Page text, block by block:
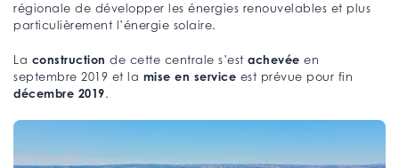
régionale de développer les énergies renouvelables et plus
particulièrement l’énergie solaire.
La construction de cette centrale s’est achevée en
septembre 2019 et la mise en service est prévue pour fin
décembre 2019.